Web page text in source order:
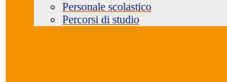
Personale scolastico
Percorsi di studio